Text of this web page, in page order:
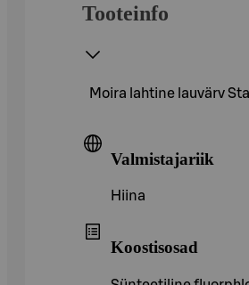
Tooteinfo
Moira lahtine lauvärv
Valmistajariik
Hiina
Koostisosad